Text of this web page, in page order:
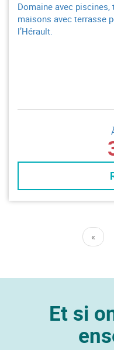
Domaine avec
maisons avec terrasse
l’Hérault.
«
Et si